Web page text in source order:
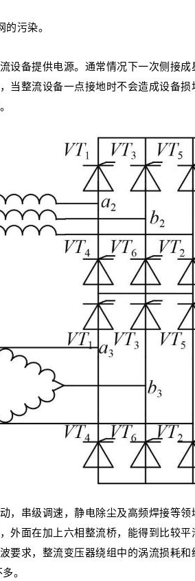
污染。
设备提供电源。通常情况下一次侧接
当整流设备一点接地时不会造成设备
，串级调速，静电除尘及高频焊接等
外面在加上六相整流桥，能得到比较
要求，整流变压器绕组中的涡流损耗
。